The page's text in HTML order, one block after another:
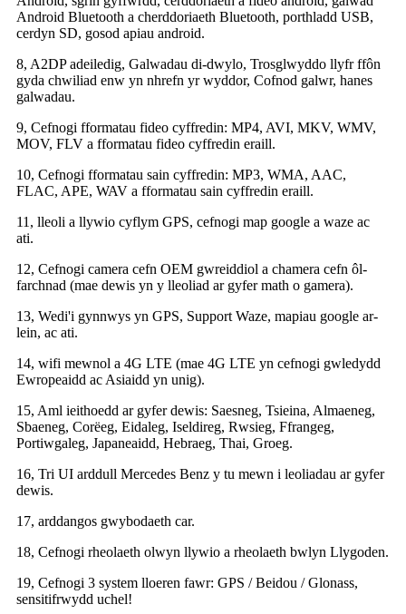
Android Bluetooth a cherddoriaeth Bluetooth, porthladd USB,
cerdyn SD, gosod apiau android.
8, A2DP adeiledig, Galwadau di-dwylo, Trosglwyddo llyfr ffôn
gyda chwiliad enw yn nhrefn yr wyddor, Cofnod galwr, hanes
galwadau.
9, Cefnogi fformatau fideo cyffredin: MP4, AVI, MKV, WMV,
MOV, FLV a fformatau fideo cyffredin eraill.
10, Cefnogi fformatau sain cyffredin: MP3, WMA, AAC,
FLAC, APE, WAV a fformatau sain cyffredin eraill.
11, lleoli a llywio cyflym GPS, cefnogi map google a waze ac
ati.
12, Cefnogi camera cefn OEM gwreiddiol a chamera cefn ôl-
farchnad (mae dewis yn y lleoliad ar gyfer math o gamera).
13, Wedi'i gynnwys yn GPS, Support Waze, mapiau google ar-
lein, ac ati.
14, wifi mewnol a 4G LTE (mae 4G LTE yn cefnogi gwledydd
Ewropeaidd ac Asiaidd yn unig).
15, Aml ieithoedd ar gyfer dewis: Saesneg, Tsieina, Almaeneg,
Sbaeneg, Corëeg, Eidaleg, Iseldireg, Rwsieg, Ffrangeg,
Portiwgaleg, Japaneaidd, Hebraeg, Thai, Groeg.
16, Tri UI arddull Mercedes Benz y tu mewn i leoliadau ar gyfer
dewis.
17, arddangos gwybodaeth car.
18, Cefnogi rheolaeth olwyn llywio a rheolaeth bwlyn Llygoden.
19, Cefnogi 3 system lloeren fawr: GPS / Beidou / Glonass,
sensitifrwydd uchel!